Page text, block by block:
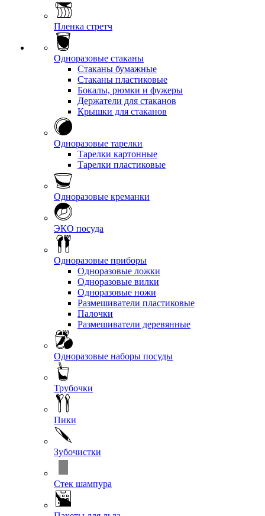
Пленка стретч
Одноразовые стаканы
Стаканы бумажные
Стаканы пластиковые
Бокалы, рюмки и фужеры
Держатели для стаканов
Крышки для стаканов
Одноразовые тарелки
Тарелки картонные
Тарелки пластиковые
Одноразовые креманки
ЭКО посуда
Одноразовые приборы
Одноразовые ложки
Одноразовые вилки
Одноразовые ножи
Размешиватели пластиковые
Палочки
Размешиватели деревянные
Одноразовые наборы посуды
Трубочки
Пики
Зубочистки
Стек шампура